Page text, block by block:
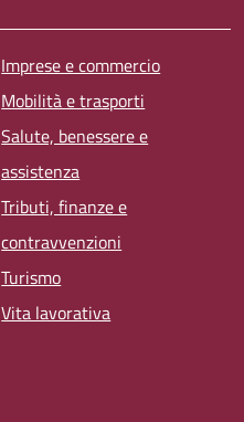
Imprese e commercio
Mobilità e trasporti
Salute, benessere e
assistenza
Tributi, finanze e
contravvenzioni
Turismo
Vita lavorativa